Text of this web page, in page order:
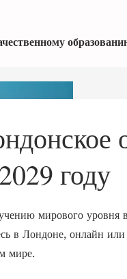
году
мирового уровня
в Лондоне, онлайн
мире.